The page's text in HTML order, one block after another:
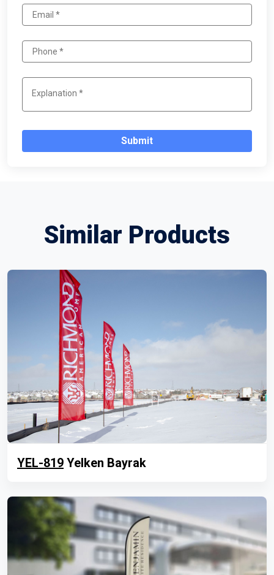
Submit
Similar Products
YEL-819 Yelken Bayrak